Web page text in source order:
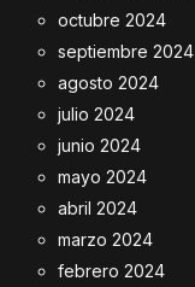
octubre 2024
septiembre 2024
agosto 2024
julio 2024
junio 2024
mayo 2024
abril 2024
marzo 2024
febrero 2024